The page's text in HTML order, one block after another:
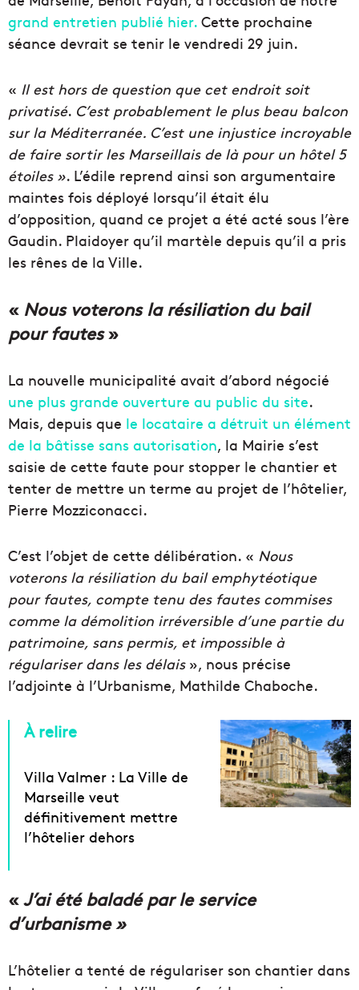
grand entretien publié hier. Cette prochaine
séance devrait se tenir le vendredi 29 juin.
« Il est hors de question que cet endroit soit
privatisé. C’est probablement le plus beau balcon
sur la Méditerranée. C’est une injustice incroyable
de faire sortir les Marseillais de là pour un hôtel 5
étoiles ». L’édile reprend ainsi son argumentaire
maintes fois déployé lorsqu’il était élu
d’opposition, quand ce projet a été acté sous l’ère
Gaudin. Plaidoyer qu’il martèle depuis qu’il a pris
les rênes de la Ville.
« Nous voterons la résiliation du bail
pour fautes»
La nouvelle municipalité avait d’abord négocié
une plus grande ouverture au public du site.
Mais, depuis que le locataire a détruit un élément
de la bâtisse sans autorisation, la Mairie s’est
saisie de cette faute pour stopper le chantier et
tenter de mettre un terme au projet de l’hôtelier,
Pierre Mozziconacci.
C’est l’objet de cette délibération. « Nous
voterons la résiliation du bail emphytéotique
pour fautes, compte tenu des fautes commises
comme la démolition irréversible d’une partie du
patrimoine, sans permis, et impossible à
régulariser dans les délais», nous précise
l’adjointe à l’Urbanisme, Mathilde Chaboche.
À relire
Villa Valmer : La Ville de
Marseille veut
définitivement mettre
l’hôtelier dehors
«J’ai été baladé par le service
d’urbanisme »
L’hôtelier a tenté de régulariser son chantier dans